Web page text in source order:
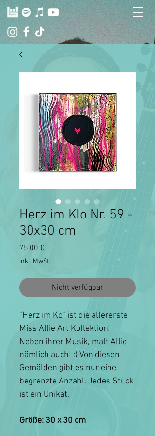
Herz im Klo Nr. 59 -
30x30 cm
75,00 €
inkl. MwSt.
Nicht verfügbar
"Herz im Ko" ist die allererste
Miss Allie Art Kollektion!
Neben ihrer Musik, malt Allie
nämlich auch! :) Von diesen
Gemälden gibt es nur eine
begrenzte Anzahl. Jedes Stück
ist ein Unikat.
Größe: 30 x 30 cm